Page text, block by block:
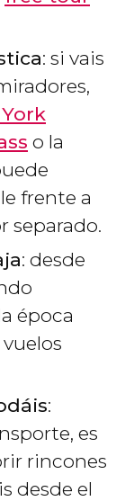
: si vais
o la
frente a
separado.
: desde
época
:
es
rincones
desde el